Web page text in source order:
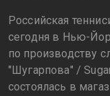
Российская
сегодня в Нью-
по производству
"Шугарпова" /
состоялась в